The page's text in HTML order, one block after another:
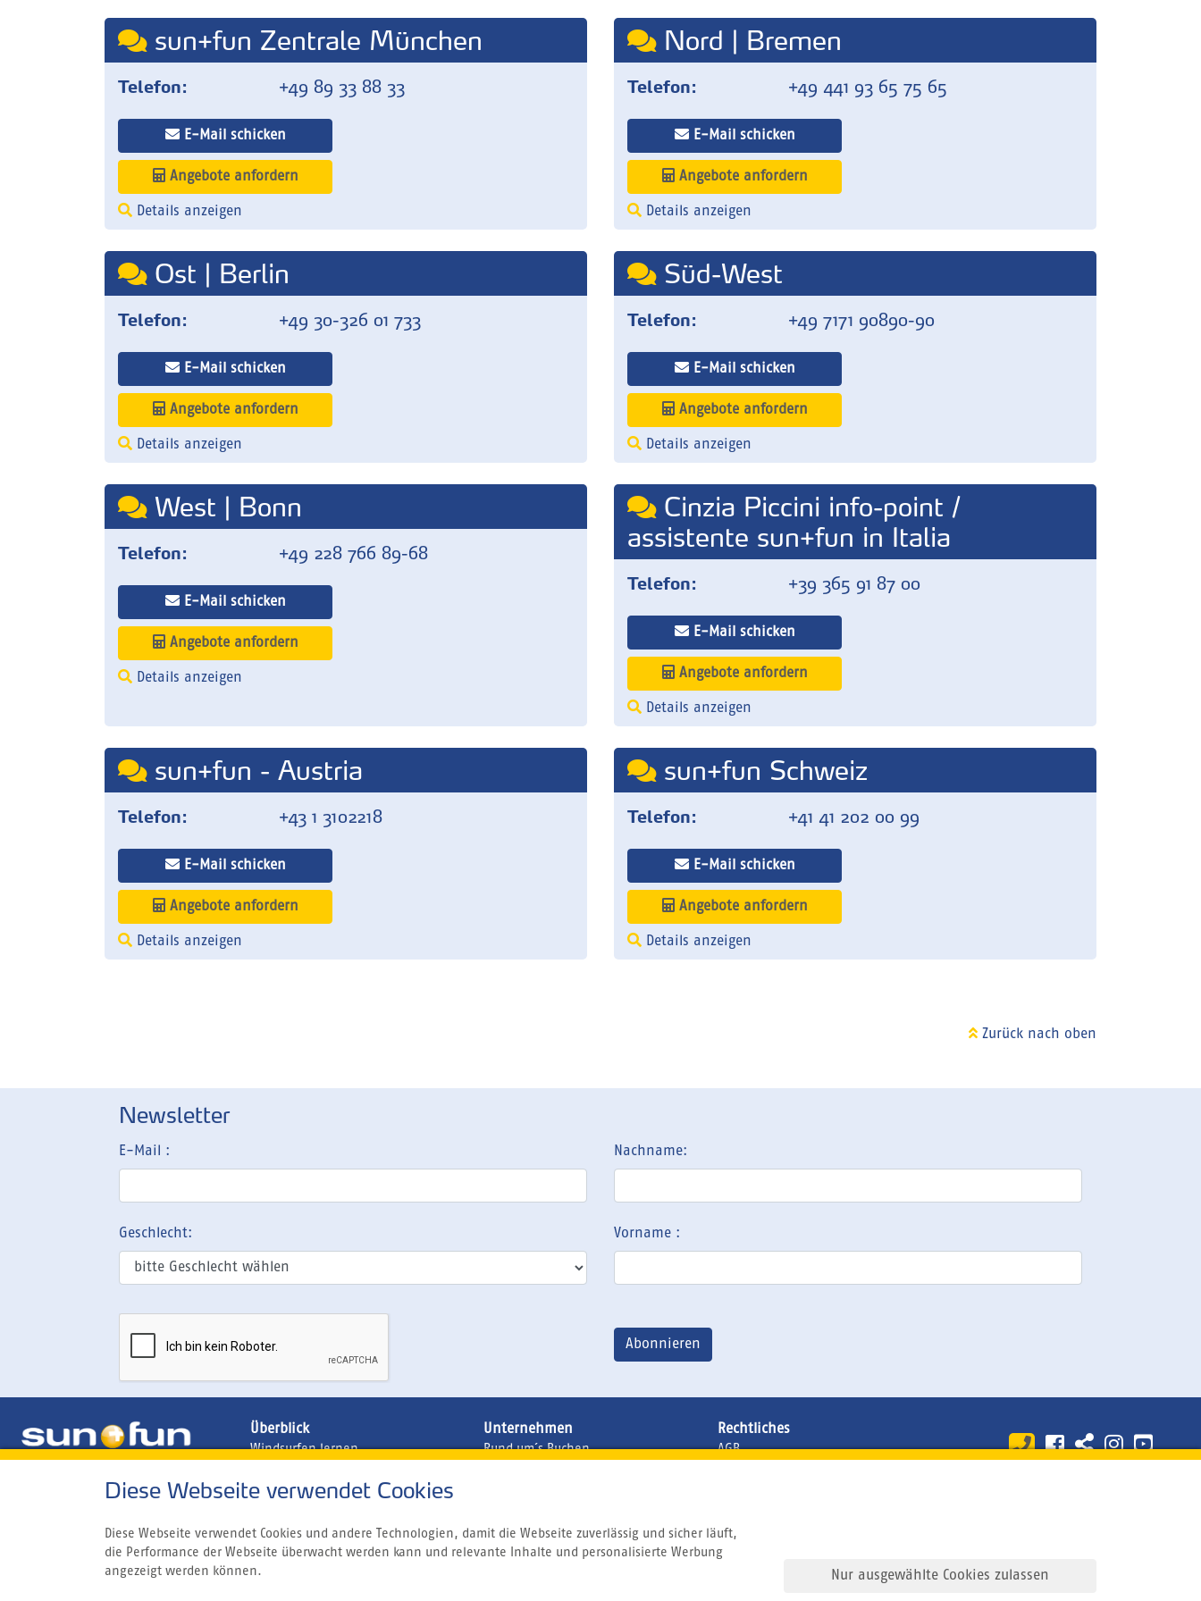
sun+fun Zentrale München
Telefon: +49 89 33 88 33
E-Mail schicken
Angebote anfordern
Details anzeigen
Nord | Bremen
Telefon: +49 441 93 65 75 65
E-Mail schicken
Angebote anfordern
Details anzeigen
Ost | Berlin
Telefon: +49 30-326 01 733
E-Mail schicken
Angebote anfordern
Details anzeigen
Süd-West
Telefon: +49 7171 90890-90
E-Mail schicken
Angebote anfordern
Details anzeigen
West | Bonn
Telefon: +49 228 766 89-68
E-Mail schicken
Angebote anfordern
Details anzeigen
Cinzia Piccini info-point /
assistente sun+fun in Italia
Telefon: +39 365 91 87 00
E-Mail schicken
Angebote anfordern
Details anzeigen
sun+fun - Austria
Telefon: +43 1 3102218
E-Mail schicken
Angebote anfordern
Details anzeigen
sun+fun Schweiz
Telefon: +41 41 202 00 99
E-Mail schicken
Angebote anfordern
Details anzeigen
Zurück nach oben
Newsletter
E-Mail :
Geschlecht:
Nachname:
Vorname :
Überblick
Windsurfen lernen
Brasilien
Unternehmen
Rund um´s Buchen
Rechtliches
AGB
Diese Webseite verwendet Cookies
Diese Webseite verwendet Cookies und andere Technologien, damit die Webseite zuverlässig und sicher läuft,
die Performance der Webseite überwacht werden kann und relevante Inhalte und personalisierte Werbung
angezeigt werden können.
Nur ausgewählte Cookies zulassen